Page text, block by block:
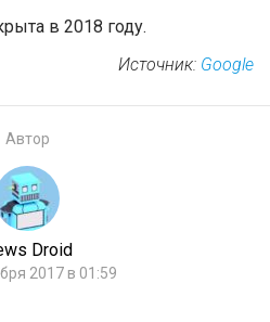
в 2018 году.
Источник: Google
Автор
Droid
2017 в 01:59